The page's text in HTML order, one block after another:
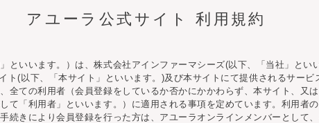
アユーラ公式サイト 利用規約
といいます。）は、株式会社アインファーマシーズ(以下、「当社」とい
ト(以下、「本サイト」といいます。)及び本サイトにて提供されるサービ
全ての利用者（会員登録をしているか否かにかかわらず、本サイト、又
て「利用者」といいます。）に適用される事項を定めています。利用者の
続きにより会員登録を行った方は、アユーラオンラインメンバーとして